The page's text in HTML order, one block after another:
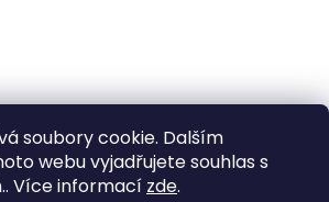
soubory cookie. Dalším
webu vyjadřujete souhlas s
Více informací zde.